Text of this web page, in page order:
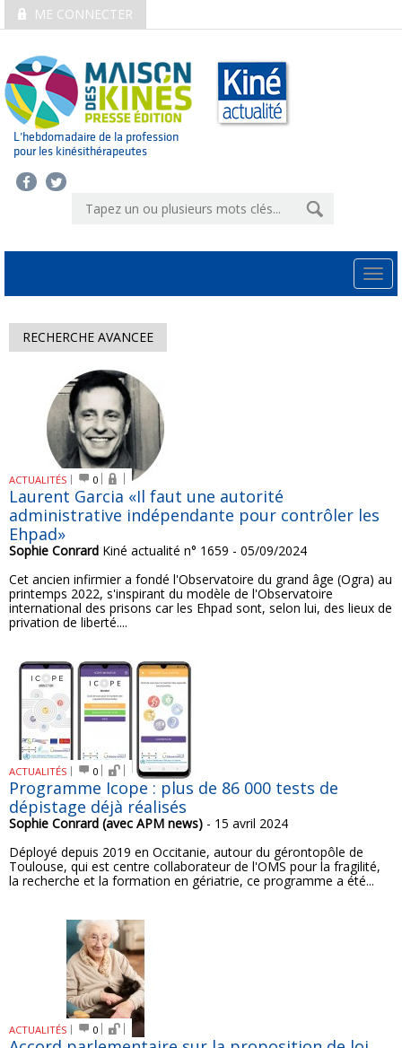
ME CONNECTER
L’hebdomadaire de la profession
pour les kinésithérapeutes
RECHERCHE AVANCEE
ACTUALITÉS 0
Laurent Garcia «Il faut une autorité
administrative indépendante pour contrôler les
Ehpad»
Sophie Conrard Kiné actualité n° 1659 - 05/09/2024
Cet ancien infirmier a fondé l'Observatoire du grand âge (Ogra) au
printemps 2022, s'inspirant du modèle de l'Observatoire
international des prisons car les Ehpad sont, selon lui, des lieux de
privation de liberté....
ACTUALITÉS 0
Programme Icope : plus de 86 000 tests de
dépistage déjà réalisés
Sophie Conrard (avec APM news) - 15 avril 2024
Déployé depuis 2019 en Occitanie, autour du gérontopôle de
Toulouse, qui est centre collaborateur de l'OMS pour la fragilité,
la recherche et la formation en gériatrie, ce programme a été...
ACTUALITÉS 0